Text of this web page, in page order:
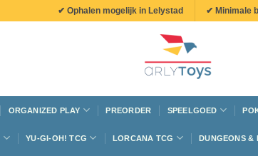
✔ Ophalen mogelijk in Lelystad ✔ Minimale
ORGANIZED PLAY PREORDER SPEELGOED
YU-GI-OH! TCG LORCANA TCG DUNGEONS &